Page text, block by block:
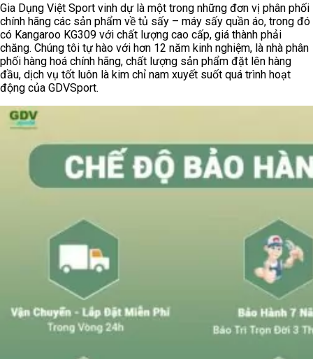
Gia Dụng Việt Sport vinh dự là một trong những đơn vị phân phối
chính hãng các sản phẩm về tủ sấy – máy sấy quần áo, trong đó
có Kangaroo KG309 với chất lượng cao cấp, giá thành phải
chăng. Chúng tôi tự hào với hơn 12 năm kinh nghiệm, là nhà phân
phối hàng hoá chính hãng, chất lượng sản phẩm đặt lên hàng
đầu, dịch vụ tốt luôn là kim chỉ nam xuyết suốt quá trình hoạt
động của GDVSport.